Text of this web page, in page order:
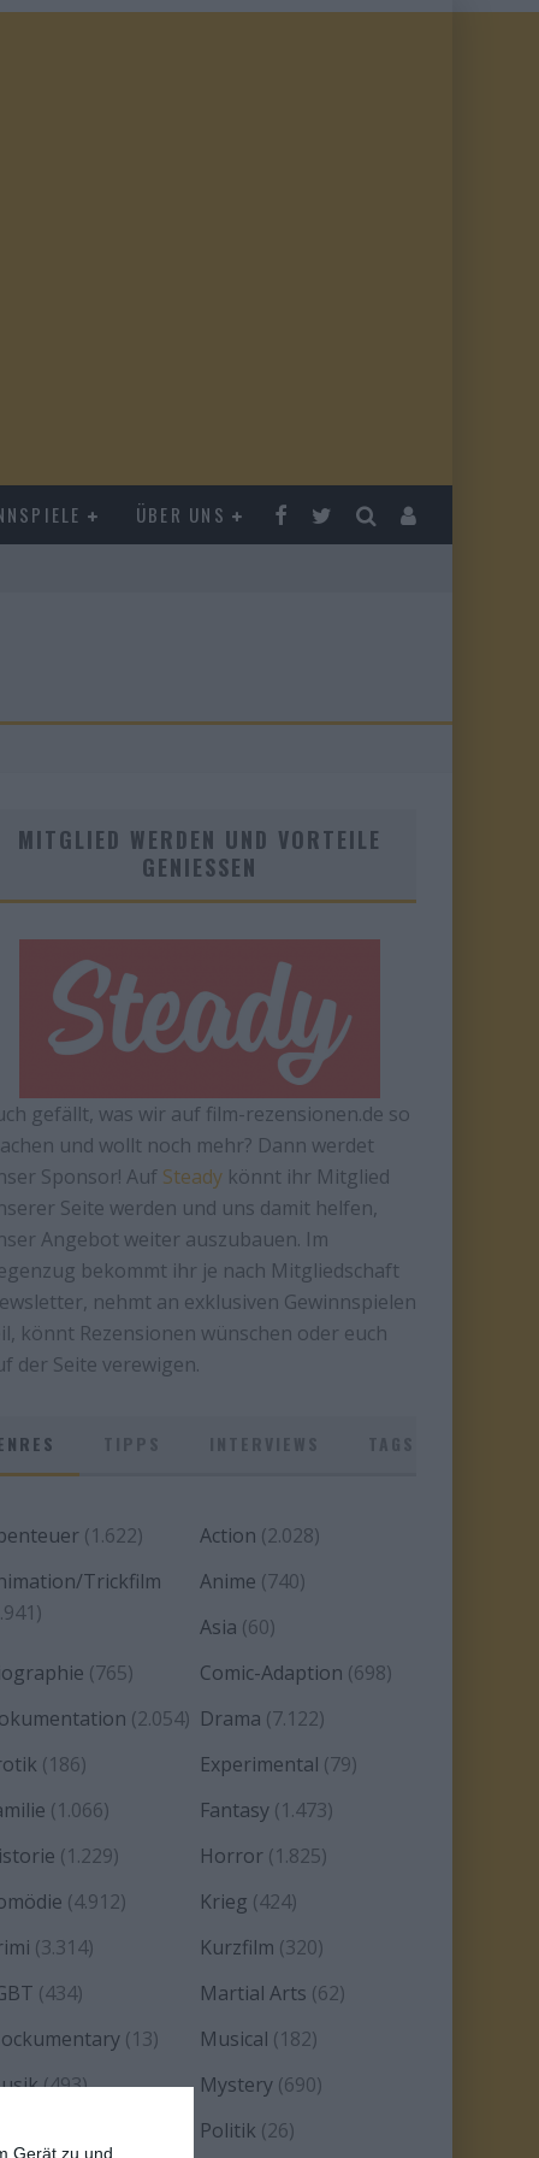
Gerät zu und
ÜBER UNS
MITGLIED WERDEN UND VORTEILE
GENIESSEN
gefällt, was wir auf film-rezensionen.de so
und wollt noch mehr? Dann werdet
Sponsor! Auf Steady könnt ihr Mitglied
Seite werden und uns damit helfen,
Angebot weiter auszubauen. Im
bekommt ihr je nach Mitgliedschaft
nehmt an exklusiven Gewinnspielen
könnt Rezensionen wünschen oder euch
der Seite verewigen.
(1.622) Action (2.028)
Trickfilm
Anime (740)
Asia (60)
(765) Comic-Adaption (698)
(2.054) Drama (7.122)
(186) Experimental (79)
(1.066) Fantasy (1.473)
(1.229) Horror (1.825)
(4.912) Krieg (424)
(3.314) Kurzfilm (320)
(434) Martial Arts (62)
(13) Musical (182)
(493) Mystery (690)
Politik (26)